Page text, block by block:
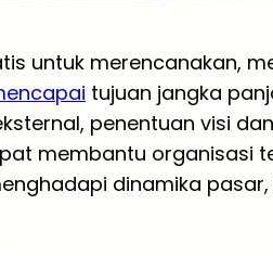
untuk merencanakan,
tujuan jangka
penentuan visi
membantu organisasi
dinamika